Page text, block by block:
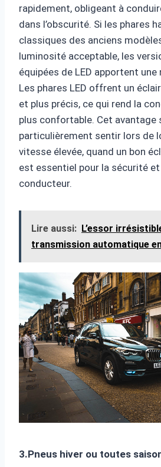
rapidement, obligeant à
dans l’obscurité. Si les phares
classiques des anciens
luminosité acceptable, les
équipées de LED apportent
Les phares LED offrent un
et plus précis, ce qui rend la
plus confortable. Cet avantage
particulièrement sentir lors de
vitesse élevée, quand un bon
est essentiel pour la sécurité
conducteur.
Lire aussi: L’essor
transmission automatique
3.Pneus hiver ou toutes